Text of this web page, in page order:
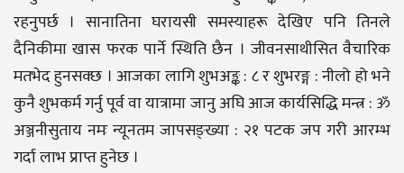
रहनुपर्छ । सानातिना घरायसी समस्याहरू देखिए पनि तिनले
दैनिकीमा खास फरक पार्ने स्थिति छैन । जीवनसाथीसित वैचारिक
मतभेद हुनसक्छ । आजका लागि शुभअङ्क : ८ र शुभरङ्ग : नीलो हो भने
कुनै शुभकर्म गर्नु पूर्व वा यात्रामा जानु अघि आज कार्यसिद्धि मन्त्र : ॐ
अञ्जनीसुताय नमः न्यूनतम जापसङ्ख्या : २१ पटक जप गरी आरम्भ
गर्दा लाभ प्राप्त हुनेछ ।